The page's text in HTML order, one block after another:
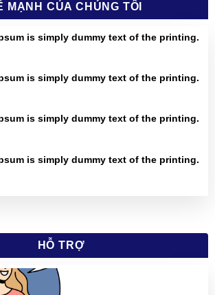
MẠNH CỦA CHÚNG TÔI
is simply dummy text of the printing.
is simply dummy text of the printing.
is simply dummy text of the printing.
is simply dummy text of the printing.
HỖ TRỢ